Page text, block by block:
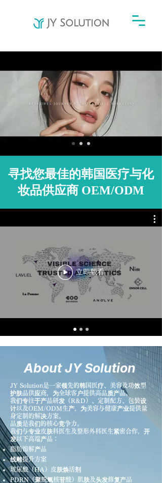
寻找您最佳的韩国医疗与化
妆品供应商 OEM/ODM
立即觀看
About JY Solution
JY Solution是一家领先的韩国医疗、美容及功效型
护肤品供应商，为全球客户提供高品质产品。
我们专注于产品研发（R&D）、定制配方、包装设
计以及OEM/ODM生产，为美容与健康产业提供量
身定制的解决方案。
品质是我们的核心竞争力。
我们与专业皮肤科医生及整形外科医生紧密合作，开
发以下高端产品：
脂肪溶解产品
线雕提升方案
玻尿酸（HA）皮肤焕活剂
PDRN（聚脱氧核苷酸）肌肤及头发修复产品